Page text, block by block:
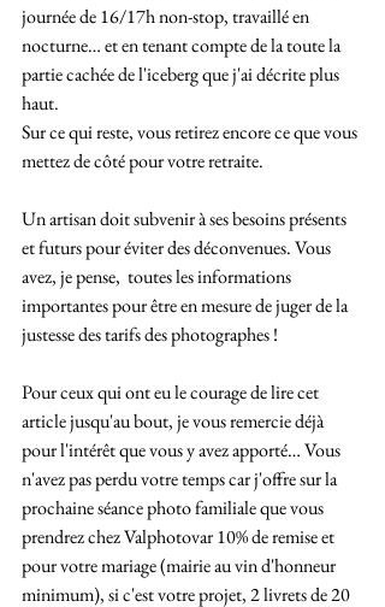
journée de 16/17h non-stop, travaillé en
nocturne… et en tenant compte de la toute la
partie cachée de l'iceberg que j'ai décrite plus
haut.
Sur ce qui reste, vous retirez encore ce que vous
mettez de côté pour votre retraite.
Un artisan doit subvenir à ses besoins présents
et futurs pour éviter des déconvenues. Vous
avez, je pense,  toutes les informations
importantes pour être en mesure de juger de la
justesse des tarifs des photographes !
Pour ceux qui ont eu le courage de lire cet
article jusqu'au bout, je vous remercie déjà
pour l'intérêt que vous y avez apporté… Vous
n'avez pas perdu votre temps car j'offre sur la
prochaine séance photo familiale que vous
prendrez chez Valphotovar 10% de remise et
pour votre mariage (mairie au vin d'honneur
minimum), si c'est votre projet, 2 livrets de 20